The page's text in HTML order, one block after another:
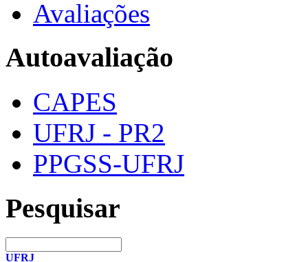
Avaliações
Autoavaliação
CAPES
UFRJ - PR2
PPGSS-UFRJ
Pesquisar
UFRJ